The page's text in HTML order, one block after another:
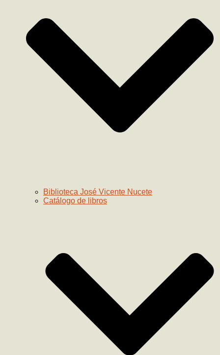
Biblioteca José Vicente Nucete
Catálogo de libros